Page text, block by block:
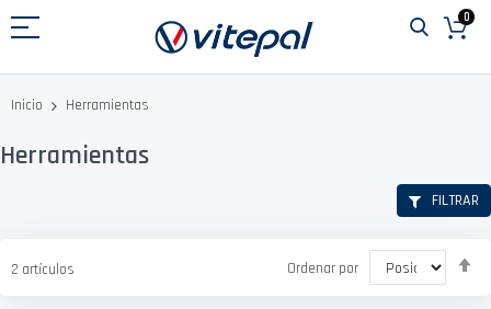
al
0
Inicio Herramientas
Herramientas
2 artículos Ordenar por
FILTRAR